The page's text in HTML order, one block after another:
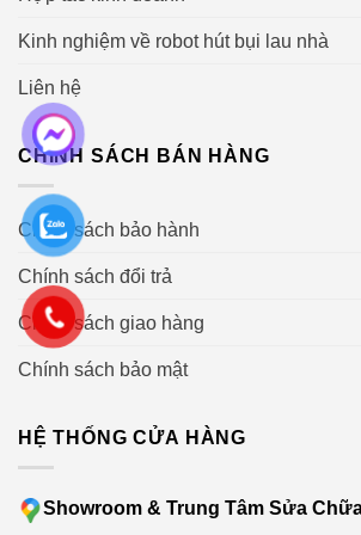
Hướng dẫn sử dụng Máy hút ẩm
Lưu ý khi sử dụng máy hút ẩm gia
12N
– Đảm bảo khoảng cách tối thiểu
của thiết bị và bất kỳ vật liệu dễ cháy,
Kinh nghiệm về robot hút bụi lau nhà
Liên hệ
CHÍNH SÁCH BÁN HÀNG
Chính sách bảo hành
Chính sách đổi trả
Chính sách giao hàng
Chính sách bảo mật
HỆ THỐNG CỬA HÀNG
Showroom & Trung Tâm Sửa